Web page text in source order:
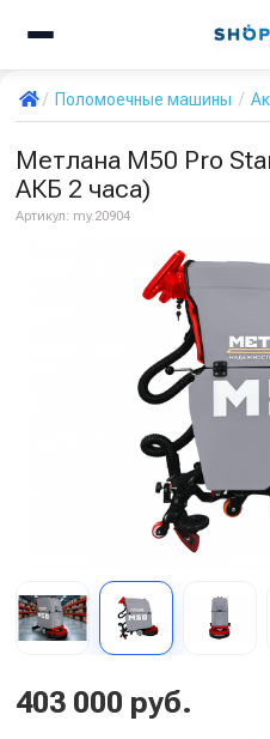
Поломоечные машины
Метлана М50 Pro
АКБ 2 часа)
Артикул: my.20904
403 000 руб.